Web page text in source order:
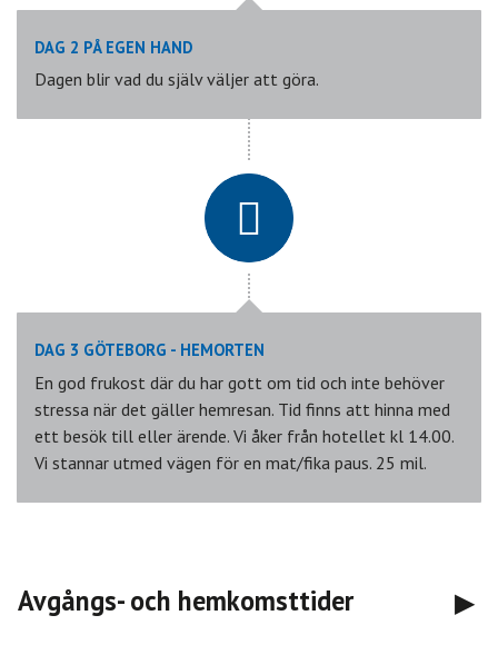
DAG 2 PÅ EGEN HAND
Dagen blir vad du själv väljer att göra.
DAG 3 GÖTEBORG - HEMORTEN
En god frukost där du har gott om tid och inte behöver
stressa när det gäller hemresan. Tid finns att hinna med
ett besök till eller ärende. Vi åker från hotellet kl 14.00.
Vi stannar utmed vägen för en mat/fika paus. 25 mil.
Avgångs- och hemkomsttider